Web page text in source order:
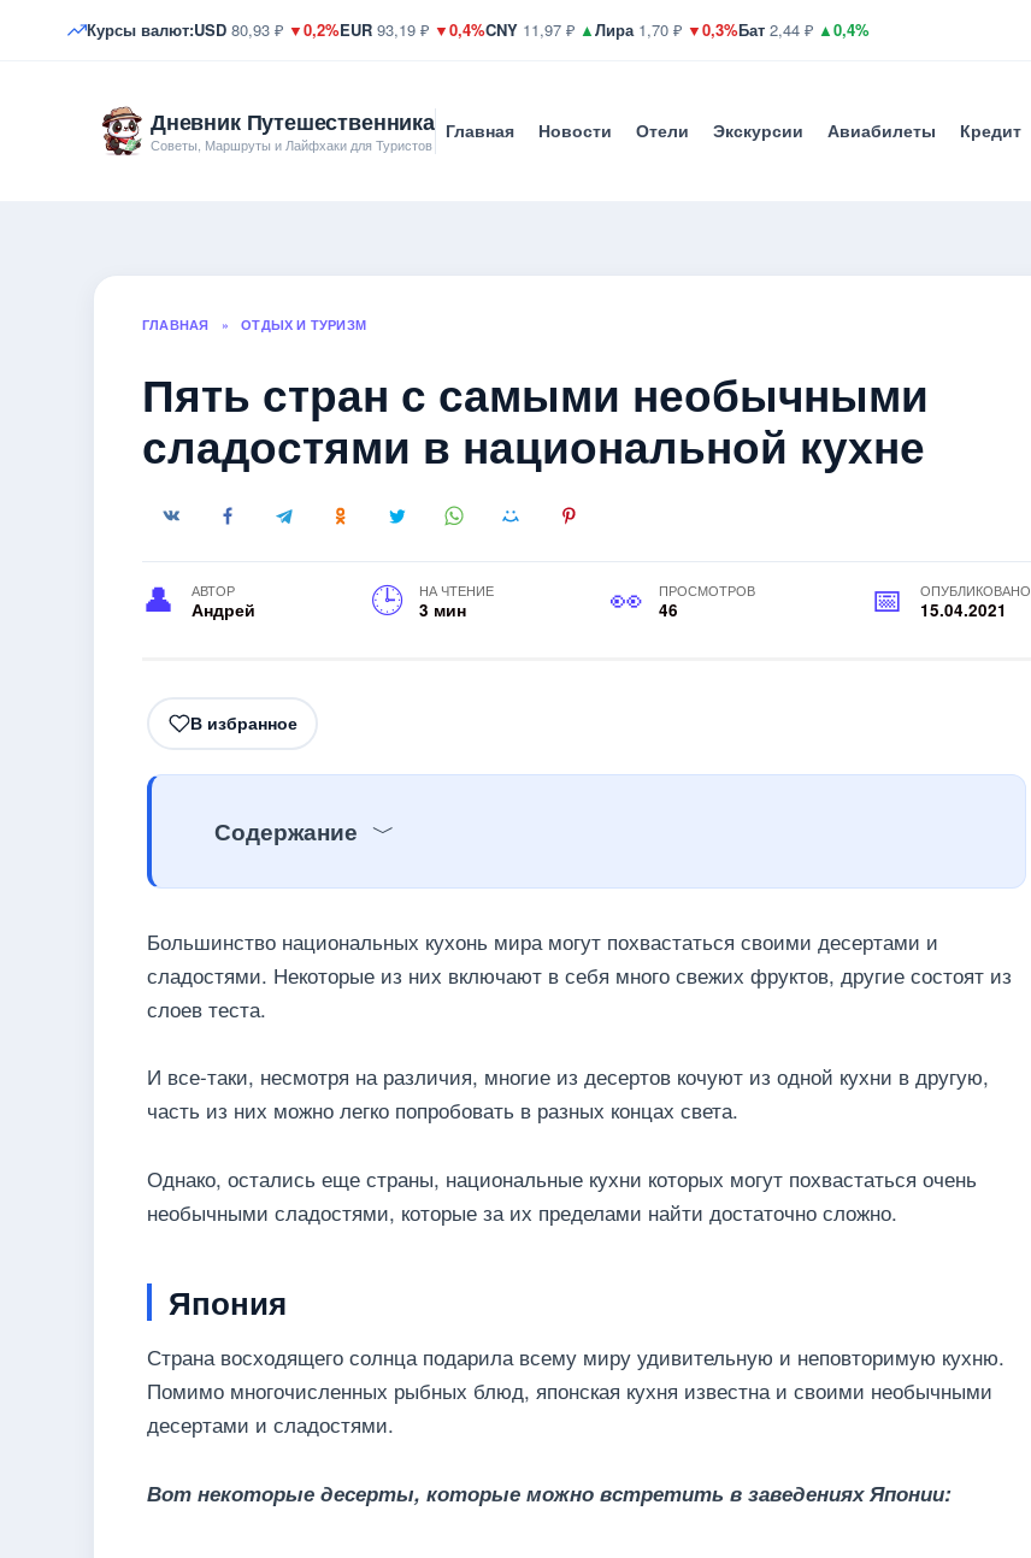
Курсы валют:USD 80,93 ₽ ▼0,2%EUR 93,19 ₽ ▼0,4%CNY 11,97 ₽ ▲Лира1,70 ₽ ▼0,3%Бат 2,44 ₽ ▲0,4%
Дневник Путешественника
Советы, Маршруты и Лайфхаки для Туристов
Главная Новости Отели Экскурсии Авиабилеты Кредит
ГЛАВНАЯ » ОТДЫХ И ТУРИЗМ
Пять стран с самыми необычными
сладостями в национальной кухне
АВТОР
Андрей
НА ЧТЕНИЕ
3 мин
ПРОСМОТРОВ
46
ОПУБЛИКОВАНО
15.04.2021
В избранное
Содержание
Большинство национальных кухонь мира могут похвастаться своими десертами и
сладостями. Некоторые из них включают в себя много свежих фруктов, другие состоят из
слоев теста.
И все-таки, несмотря на различия, многие из десертов кочуют из одной кухни в другую,
часть из них можно легко попробовать в разных концах света.
Однако, остались еще страны, национальные кухни которых могут похвастаться очень
необычными сладостями, которые за их пределами найти достаточно сложно.
Япония
Страна восходящего солнца подарила всему миру удивительную и неповторимую кухню.
Помимо многочисленных рыбных блюд, японская кухня известна и своими необычными
десертами и сладостями.
Вот некоторые десерты, которые можно встретить в заведениях Японии: